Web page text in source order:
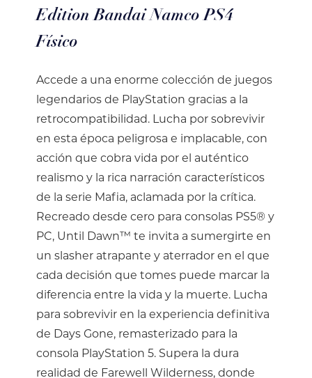
Edition Bandai Namco PS4
Físico
Accede a una enorme colección de juegos
legendarios de PlayStation gracias a la
retrocompatibilidad. Lucha por sobrevivir
en esta época peligrosa e implacable, con
acción que cobra vida por el auténtico
realismo y la rica narración característicos
de la serie Mafia, aclamada por la crítica.
Recreado desde cero para consolas PS5® y
PC, Until Dawn™ te invita a sumergirte en
un slasher atrapante y aterrador en el que
cada decisión que tomes puede marcar la
diferencia entre la vida y la muerte. Lucha
para sobrevivir en la experiencia definitiva
de Days Gone, remasterizado para la
consola PlayStation 5. Supera la dura
realidad de Farewell Wilderness, donde